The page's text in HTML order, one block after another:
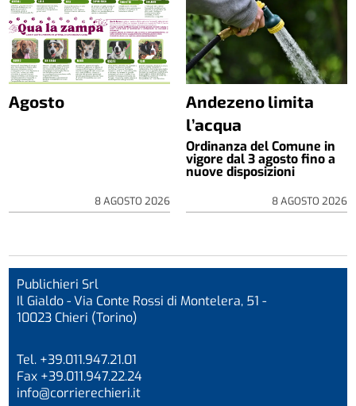
Agosto
8 AGOSTO 2026
Andezeno limita
l’acqua
Ordinanza del Comune in
vigore dal 3 agosto fino a
nuove disposizioni
8 AGOSTO 2026
Publichieri Srl
Il Gialdo - Via Conte Rossi di Montelera, 51 -
10023 Chieri (Torino)
Tel. +39.011.947.21.01
Fax +39.011.947.22.24
info@corrierechieri.it